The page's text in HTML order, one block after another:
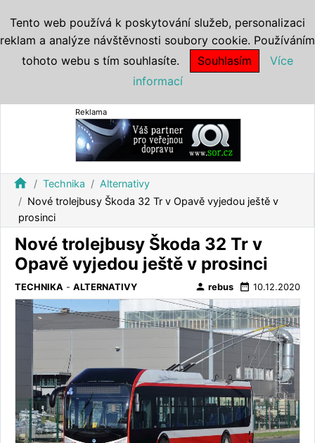
Reklama
home Technika
Alternativy
Nové trolejbusy Škoda 32 Tr v Opavě vyjedou ještě v
prosinci
Nové trolejbusy Škoda 32 Tr v
Opavě vyjedou ještě v prosinci
TECHNIKA - ALTERNATIVY person rebus date_range 10.12.2020
Tento web používá k poskytování služeb, personalizaci
reklam a analýze návštěvnosti soubory cookie. Používáním
tohoto webu s tím souhlasíte.
Souhlasím
Více
informací